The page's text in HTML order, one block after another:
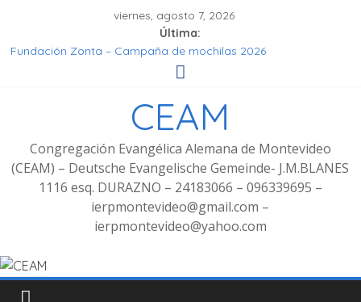
viernes, agosto 7, 2026
Última:
Fundación Zonta – Campaña de mochilas 2026
Seminar Hören, Verstehen, Geniessen
Fotos Culto bilingüe 8/2025 con bienvenida de grupo
CEAM
Congregación Evangélica Alemana de Montevideo
(CEAM) – Deutsche Evangelische Gemeinde- J.M.BLANES
1116 esq. DURAZNO – 24183066 – 096339695 –
ierpmontevideo@gmail.com –
ierpmontevideo@yahoo.com